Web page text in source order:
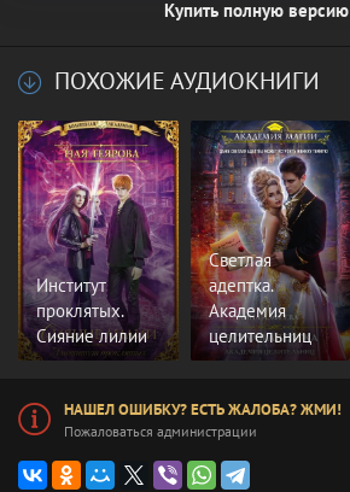
Купить полную версию
ПОХОЖИЕ АУДИОКНИГИ
Институт
проклятых.
Сияние лилии
Светлая
адептка.
Академия
целительниц
НАШЕЛ ОШИБКУ? ЕСТЬ ЖАЛОБА? ЖМИ!
Пожаловаться администрации